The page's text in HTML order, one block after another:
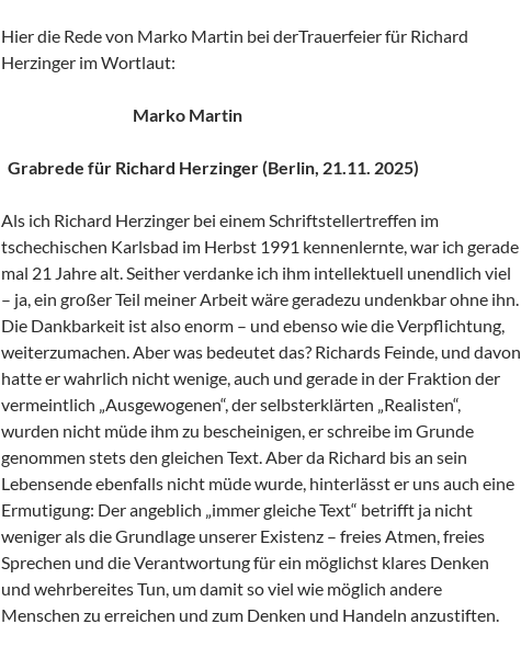
Hier die Rede von Marko Martin bei derTrauerfeier für Richard
Herzinger im Wortlaut:
Marko Martin
Grabrede für Richard Herzinger (Berlin, 21.11. 2025)
Als ich Richard Herzinger bei einem Schriftstellertreffen im
tschechischen Karlsbad im Herbst 1991 kennenlernte, war ich gerade
mal 21 Jahre alt. Seither verdanke ich ihm intellektuell unendlich viel
– ja, ein großer Teil meiner Arbeit wäre geradezu undenkbar ohne ihn.
Die Dankbarkeit ist also enorm – und ebenso wie die Verpflichtung,
weiterzumachen. Aber was bedeutet das? Richards Feinde, und davon
hatte er wahrlich nicht wenige, auch und gerade in der Fraktion der
vermeintlich „Ausgewogenen“, der selbsterklärten „Realisten“,
wurden nicht müde ihm zu bescheinigen, er schreibe im Grunde
genommen stets den gleichen Text. Aber da Richard bis an sein
Lebensende ebenfalls nicht müde wurde, hinterlässt er uns auch eine
Ermutigung: Der angeblich „immer gleiche Text“ betrifft ja nicht
weniger als die Grundlage unserer Existenz – freies Atmen, freies
Sprechen und die Verantwortung für ein möglichst klares Denken
und wehrbereites Tun, um damit so viel wie möglich andere
Menschen zu erreichen und zum Denken und Handeln anzustiften.